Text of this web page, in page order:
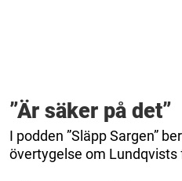
”Är säker på det”
I podden ”Släpp Sargen”
övertygelse om Lundqvists